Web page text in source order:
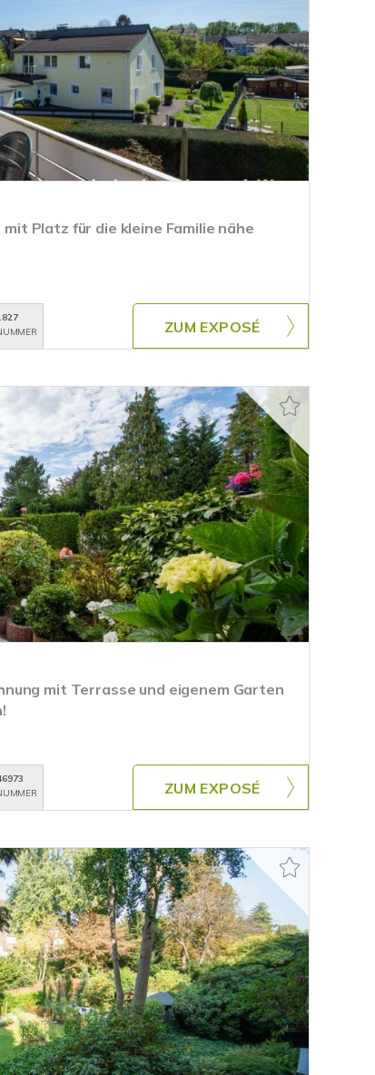
Platz für die kleine Familie nähe
ZUM EXPOSÉ
mit Terrasse und eigenem Garten
ZUM EXPOSÉ